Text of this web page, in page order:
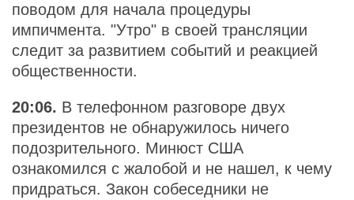
поводом для начала процедуры
импичмента. "Утро" в своей трансляции
следит за развитием событий и реакцией
общественности.
20:06. В телефонном разговоре двух
президентов не обнаружилось ничего
подозрительного. Минюст США
ознакомился с жалобой и не нашел, к чему
придраться. Закон собеседники не